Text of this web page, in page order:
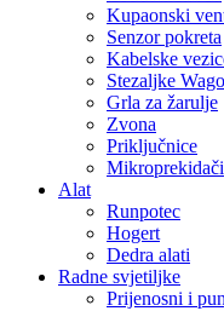
Kupaonski
Senzor pokreta
Kabelske
Stezaljke Wago
Grla za žarulje
Zvona
Priključnice
Mikroprekidači
Alat
Runpotec
Hogert
Dedra alati
Radne svjetiljke
Prijenosni i